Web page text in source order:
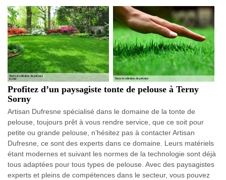
Profitez d’un paysagiste tonte de pelouse à Terny
Sorny
Artisan Dufresne spécialisé dans le domaine de la tonte de
pelouse, toujours prêt à vous rendre service, que ce soit pour
petite ou grande pelouse, n’hésitez pas à contacter Artisan
Dufresne, ce sont des experts dans ce domaine. Leurs matériels
étant modernes et suivant les normes de la technologie sont déjà
tous adaptées pour tous types de pelouse. Avec des paysagistes
experts et pleins de compétences dans le secteur, vous pouvez